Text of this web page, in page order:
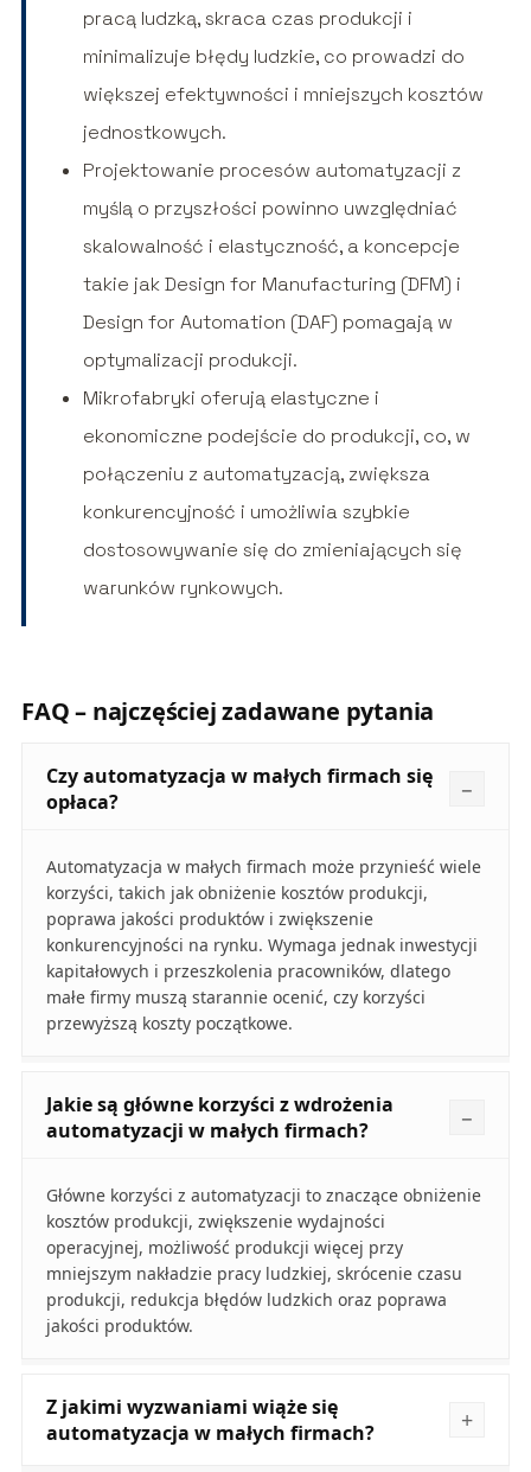
pracą ludzką, skraca czas produkcji i
minimalizuje błędy ludzkie, co prowadzi do
większej efektywności i mniejszych kosztów
jednostkowych.
Projektowanie procesów automatyzacji z
myślą o przyszłości powinno uwzględniać
skalowalność i elastyczność, a koncepcje
takie jak Design for Manufacturing (DFM) i
Design for Automation (DAF) pomagają w
optymalizacji produkcji.
Mikrofabryki oferują elastyczne i
ekonomiczne podejście do produkcji, co, w
połączeniu z automatyzacją, zwiększa
konkurencyjność i umożliwia szybkie
dostosowywanie się do zmieniających się
warunków rynkowych.
FAQ – najczęściej zadawane pytania
Czy automatyzacja w małych firmach się
opłaca?
Automatyzacja w małych firmach może przynieść wiele
korzyści, takich jak obniżenie kosztów produkcji,
poprawa jakości produktów i zwiększenie
konkurencyjności na rynku. Wymaga jednak inwestycji
kapitałowych i przeszkolenia pracowników, dlatego
małe firmy muszą starannie ocenić, czy korzyści
przewyższą koszty początkowe.
Jakie są główne korzyści z wdrożenia
automatyzacji w małych firmach?
Główne korzyści z automatyzacji to znaczące obniżenie
kosztów produkcji, zwiększenie wydajności
operacyjnej, możliwość produkcji więcej przy
mniejszym nakładzie pracy ludzkiej, skrócenie czasu
produkcji, redukcja błędów ludzkich oraz poprawa
jakości produktów.
Z jakimi wyzwaniami wiąże się
automatyzacja w małych firmach?